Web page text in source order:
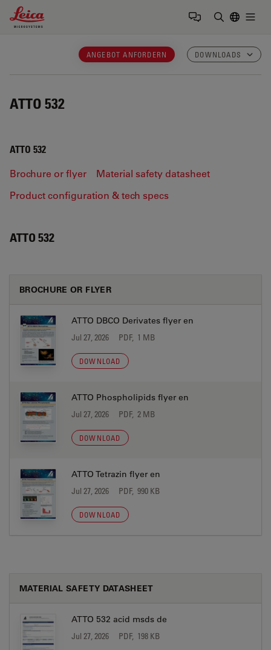
Leica Microsystems Logo
ANGEBOT ANFORDERN DOWNLOADS
ATTO 532
ATTO 532
Brochure or flyer
Material safety datasheet
Product configuration & tech specs
ATTO 532
BROCHURE OR FLYER
ATTO DBCO Derivates flyer en
Jul 27, 2026 PDF, 1 MB
DOWNLOAD
ATTO Phospholipids flyer en
Jul 27, 2026 PDF, 2 MB
DOWNLOAD
ATTO Tetrazin flyer en
Jul 27, 2026 PDF, 990 KB
DOWNLOAD
MATERIAL SAFETY DATASHEET
ATTO 532 acid msds de
Jul 27, 2026 PDF, 198 KB